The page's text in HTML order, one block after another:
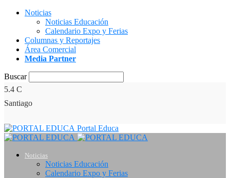
Noticias
Noticias Educación
Calendario Expo y Ferias
Columnas y Reportajes
Área Comercial
Media Partner
Buscar
5.4 C
Santiago
Portal Educa
Noticias
Noticias Educación
Calendario Expo y Ferias